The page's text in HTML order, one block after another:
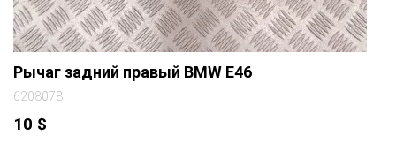
Рычаг задний правый BMW E46
6208078
10 $